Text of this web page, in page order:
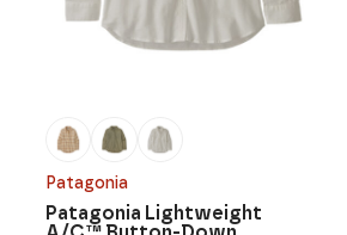
Patagonia
Patagonia Lightweight